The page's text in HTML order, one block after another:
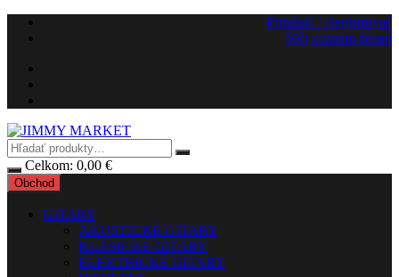
Preskočiť
Prihlásiť / Registrovať
Môj zoznam želaní
Celkom: 0,00 €
Obchod
GITARY
AKUSTICKÉ GITARY
KLASICKÉ GITARY
ELEKTRICKÉ GITARY